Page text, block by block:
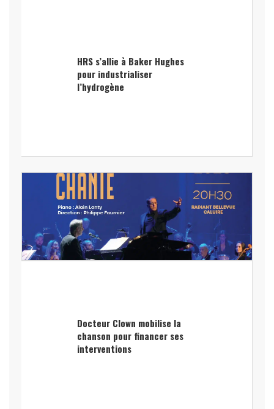
HRS s’allie à Baker Hughes
pour industrialiser
l’hydrogène
Docteur Clown mobilise la
chanson pour financer ses
interventions